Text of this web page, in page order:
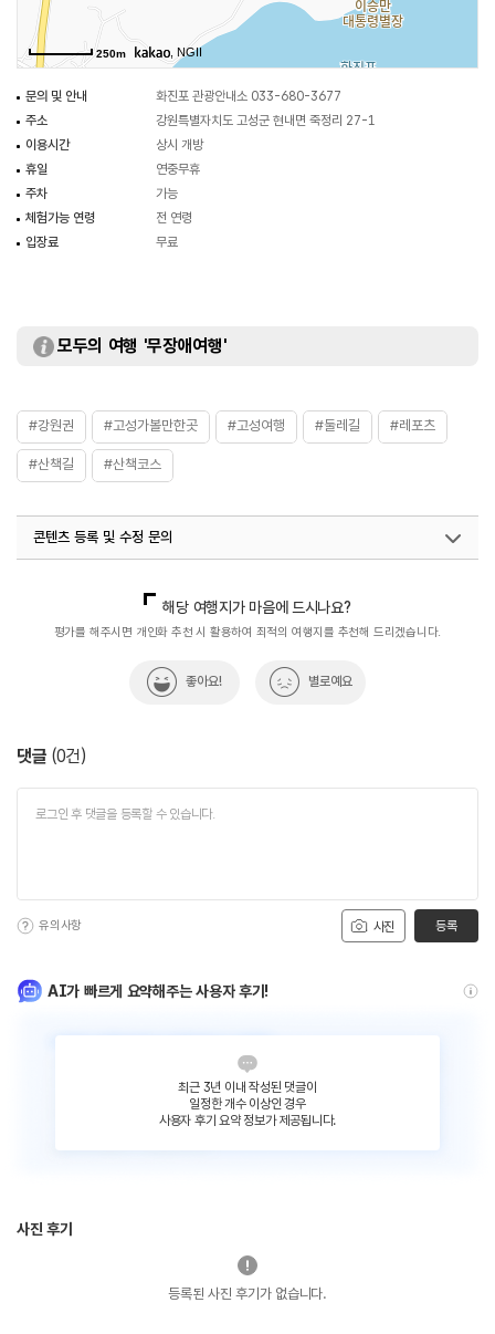
250m , NGII
문의 및 안내
화진포 관광안내소 033-680-3677
주소
강원특별자치도 고성군 현내면 죽정리 27-1
이용시간
상시 개방
휴일
연중무휴
주차
가능
체험가능 연령
전 연령
입장료
무료
모두의 여행 '무장애여행'
#강원권 #고성가볼만한곳 #고성여행 #둘레길 #레포츠
#산책길 #산책코스
콘텐츠 등록 및 수정 문의
해당 여행지가 마음에 드시나요?
평가를 해주시면 개인화 추천 시 활용하여 최적의 여행지를 추천해 드리겠습니다.
좋아요! 별로예요
댓글 (0건)
사진
유의사항 등록
AI가 빠르게 요약해주는 사용자 후기!
최근 3년 이내 작성된 댓글이
일정한 개수 이상인 경우
사용자 후기 요약 정보가 제공됩니다.
사진 후기
등록된 사진 후기가 없습니다.